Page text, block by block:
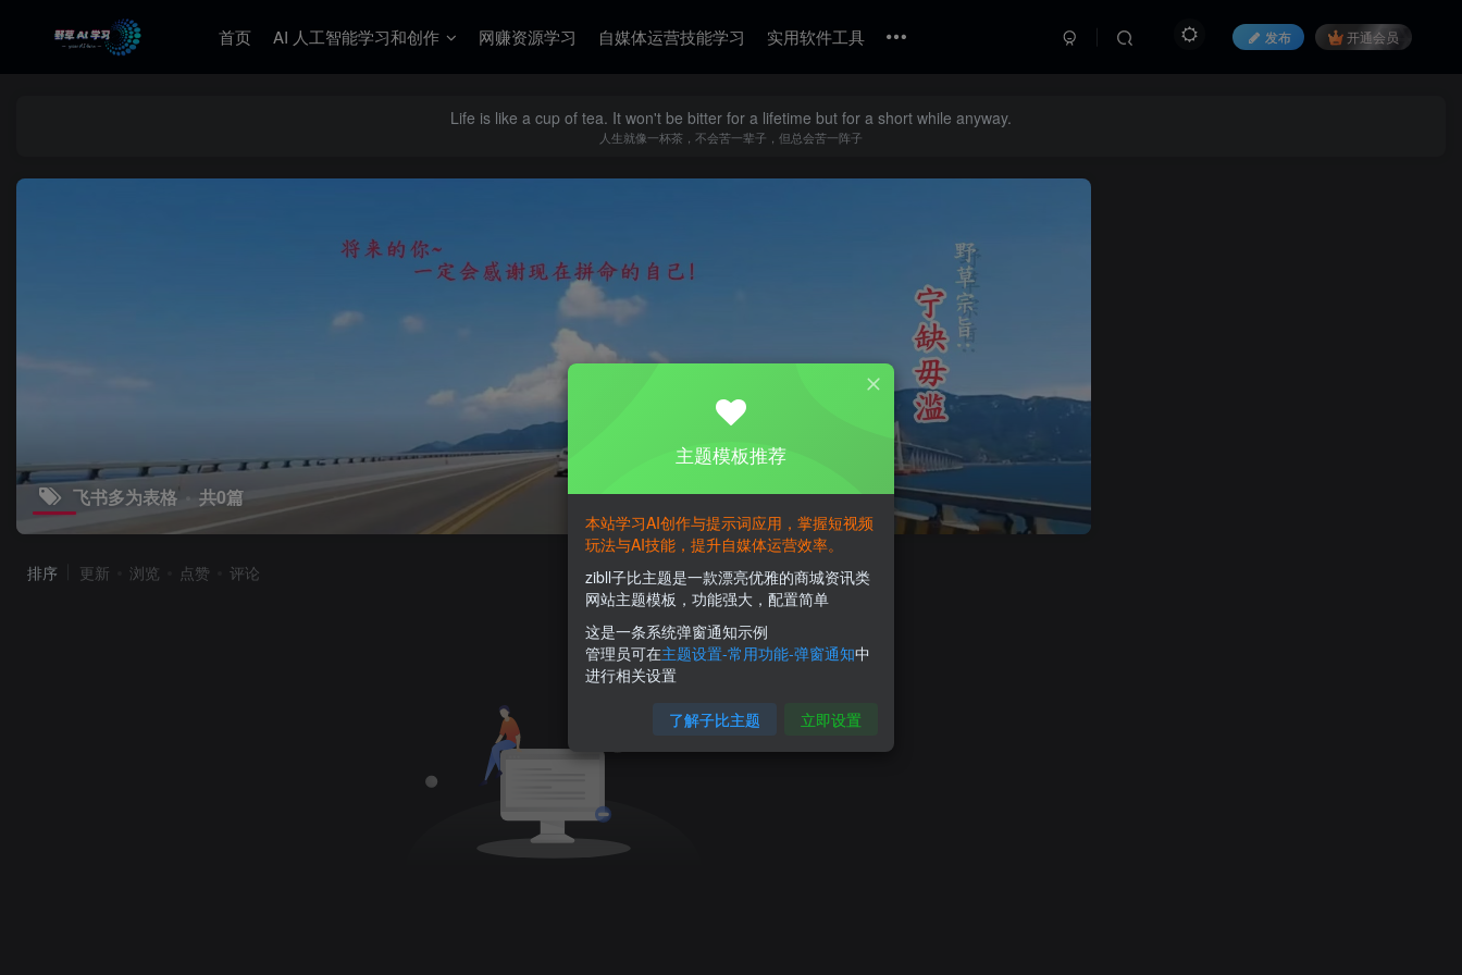
首页 AI 人工智能学习和创作 网赚资源学习 自媒体运营技能学习 实用软件工具 发布 开通会员
Life is like a cup of tea. It won't be bitter for a lifetime but for a short while anyway.
人生就像一杯茶，不会苦一辈子，但总会苦一阵子
飞书多为表格 共0篇
排序 更新 浏览 点赞 评论
主题模板推荐
本站学习AI创作与提示词应用，掌握短视频
玩法与AI技能，提升自媒体运营效率。
zibll子比主题是一款漂亮优雅的商城资讯类
网站主题模板，功能强大，配置简单
这是一条系统弹窗通知示例
管理员可在主题设置-常用功能-弹窗通知中
进行相关设置
了解子比主题 立即设置